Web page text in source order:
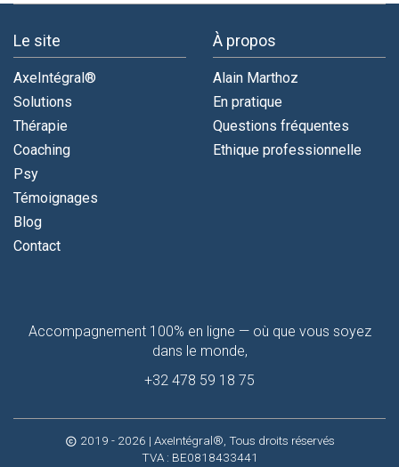
Le site
AxeIntégral®
Solutions
Thérapie
Coaching
Psy
Témoignages
Blog
Contact
À propos
Alain Marthoz
En pratique
Questions fréquentes
Ethique professionnelle
Contactez-
Accompagnement 100% en ligne — où que vous soyez
dans le monde,
+32 478 59 18 75
copyright 2019 - 2026 | AxeIntégral®, Tous droits réservés
TVA : BE0818433441